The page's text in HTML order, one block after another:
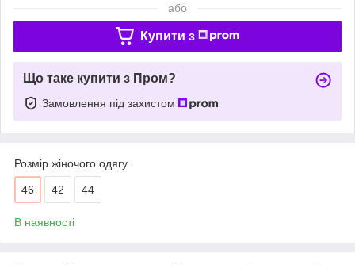
або
Купити з
Що таке купити з Пром?
Замовлення під захистом
Розмір жіночого одягу
46 42 44
В наявності